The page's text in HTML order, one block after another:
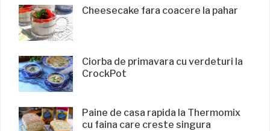
Cheesecake fara coacere la pahar
Ciorba de primavara cu verdeturi la
CrockPot
Paine de casa rapida la Thermomix
cu faina care creste singura